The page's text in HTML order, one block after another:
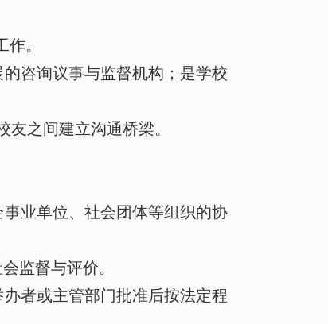
。
咨询议事与监督机构；是学校
之间建立沟通桥梁。
业单位、社会团体等组织的协
监督与评价。
者或主管部门批准后按法定程